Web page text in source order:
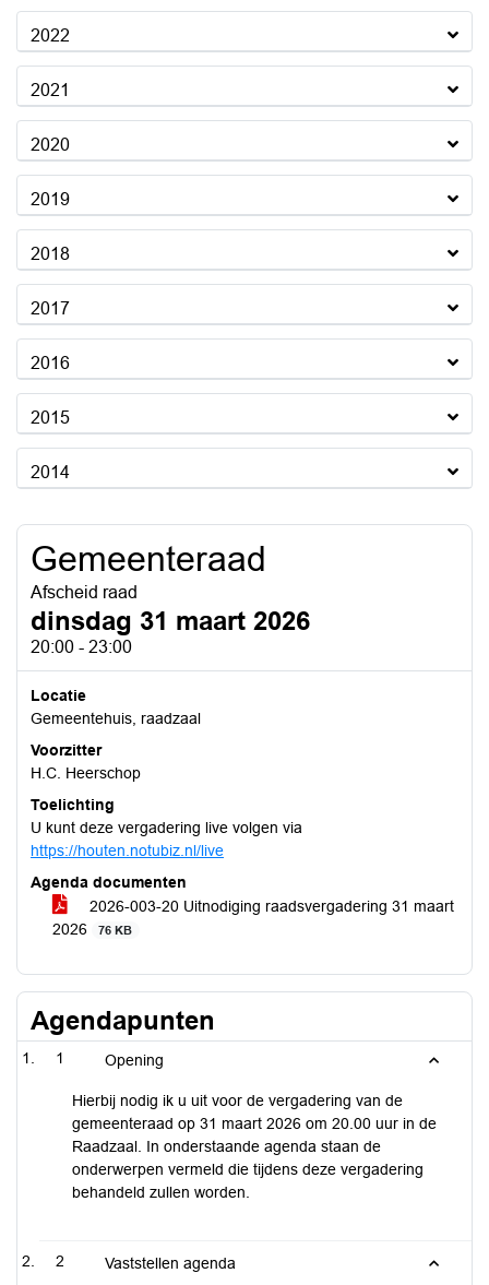
2022
2021
2020
2019
2018
2017
2016
2015
2014
Gemeenteraad
Afscheid raad
dinsdag 31 maart 2026
20:00 - 23:00
Locatie
Gemeentehuis, raadzaal
Voorzitter
H.C. Heerschop
Toelichting
U kunt deze vergadering live volgen via
https://houten.notubiz.nl/live
Agenda documenten
2026-003-20 Uitnodiging raadsvergadering 31 maart
2026
76 KB
Agendapunten
1 Opening
Hierbij nodig ik u uit voor de vergadering van de
gemeenteraad op 31 maart 2026 om 20.00 uur in de
Raadzaal. In onderstaande agenda staan de
onderwerpen vermeld die tijdens deze vergadering
behandeld zullen worden.
2 Vaststellen agenda